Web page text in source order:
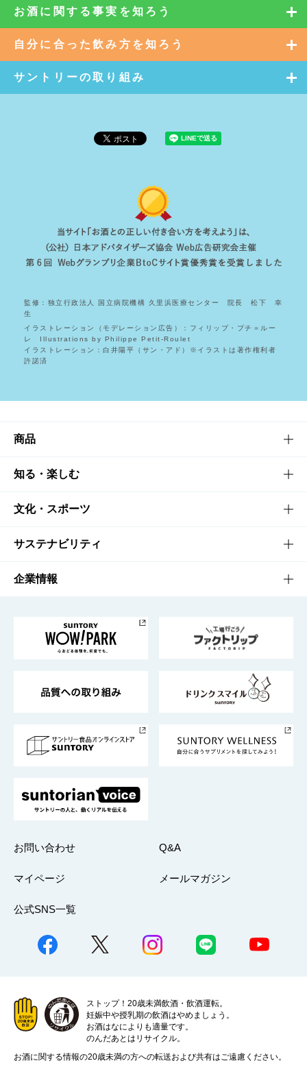
お酒に関する事実を知ろう
自分に合った飲み方を知ろう
サントリーの取り組み
監修：独立行政法人 国立病院機構 久里浜医療センター 院長 松下 幸
生
イラストレーション（モデレーション広告）：フィリップ・プチ＝ルー
レ Illustrations by Philippe Petit-Roulet
イラストレーション：白井陽平（サン・アド）※イラストは著作権利者
許諾済
商品
商品TOP
商品一覧
商品発売情報
栄養成分一覧
知る・楽しむ
知る・楽しむTOP
キャンペーン
工場見学
地域情報
文化・スポーツ
文化・スポーツTOP
サントリーホール
サントリーサンバーズ大阪
サステナビリティ
サステナビリティTOP
サントリーが考えるサステナビリティ経営
企業情報
企業概要
採用情報
お問い合わせ Q&A
マイページ メールマガジン
公式SNS一覧
ストップ！20歳未満飲酒・飲酒運転。
妊娠中や授乳期の飲酒はやめましょう。
お酒はなによりも適量です。
のんだあとはリサイクル。
お酒に関する情報の20歳未満の方への転送および共有はご遠慮ください。